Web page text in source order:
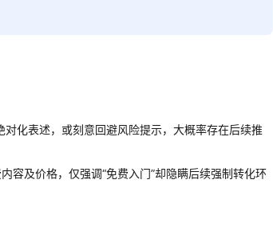
对化表述，或刻意回避风险提示，大概率存在后续推
容及价格，仅强调“免费入门”却隐瞒后续强制转化环